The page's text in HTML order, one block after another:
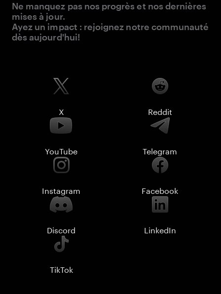
Ne manquez pas nos progrès et nos dernières
mises à jour.
Ayez un impact : rejoignez notre communauté
dès aujourd'hui!
X Reddit
YouTube Telegram
Instagram Facebook
Discord LinkedIn
TikTok